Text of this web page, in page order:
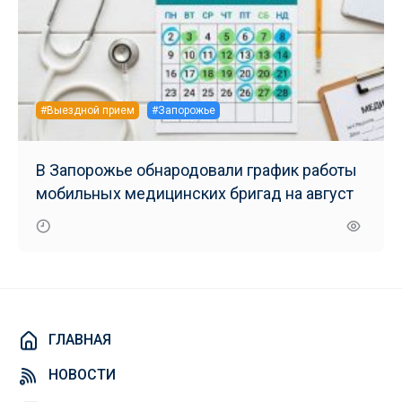
#Выездной прием #Запорожье
В Запорожье обнародовали график работы
мобильных медицинских бригад на август
ГЛАВНАЯ
НОВОСТИ